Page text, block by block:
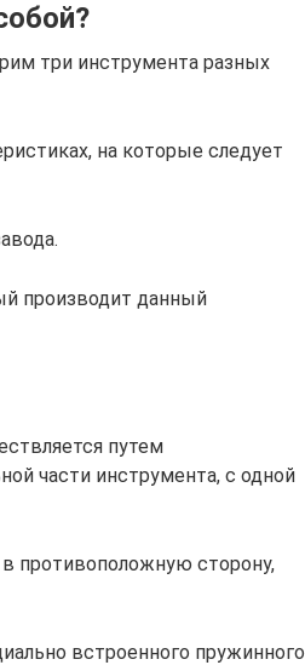
три инструмента разных
на которые следует
производит данный
путем
части инструмента, с одной
противоположную сторону,
встроенного пружинного